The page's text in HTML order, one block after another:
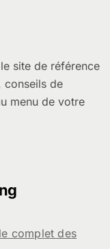
site de référence
conseils de
menu de votre
complet des